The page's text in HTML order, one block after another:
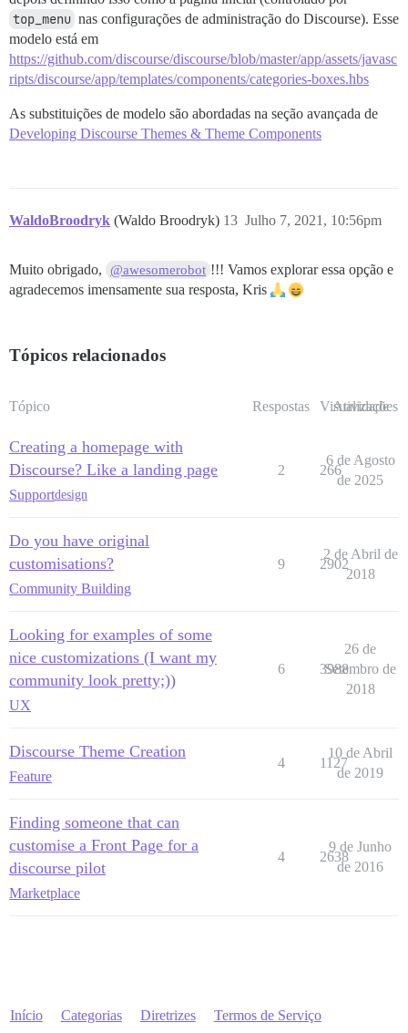
top_menu nas configurações de administração do Discourse). Esse
modelo está em
https://github.com/discourse/discourse/blob/master/app/assets/javasc
ripts/discourse/app/templates/components/categories-boxes.hbs
As substituições de modelo são abordadas na seção avançada de
Developing Discourse Themes & Theme Components
WaldoBroodryk (Waldo Broodryk) Julho 7, 2021, 10:56pm
13
Muito obrigado, @awesomerobot !!! Vamos explorar essa opção e
agradecemos imensamente sua resposta, Kris
Tópicos relacionados
Tópico Respostas Visualizações
Atividade
Creating a homepage with
Discourse? Like a landing page
Supportdesign
2 266
6 de Agosto
de 2025
Do you have original
customisations?
Community Building
9 2902
2 de Abril de
2018
Looking for examples of some
nice customizations (I want my
community look pretty;))
UX
6 3988
26 de
Setembro de
2018
Discourse Theme Creation
Feature
4 1127
10 de Abril
de 2019
Finding someone that can
customise a Front Page for a
discourse pilot
Marketplace
4 2638
9 de Junho
de 2016
Início Categorias Diretrizes Termos de Serviço